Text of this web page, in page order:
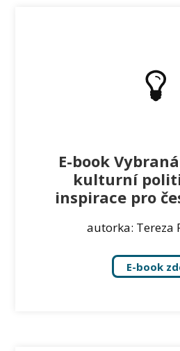
E-book
kulturní
inspirace pro
autorka: Tereza
E-book